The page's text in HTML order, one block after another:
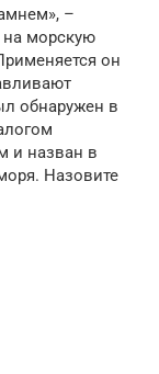
–
нa мopcкyю
он
обнаружен в
и назван в
Назовите